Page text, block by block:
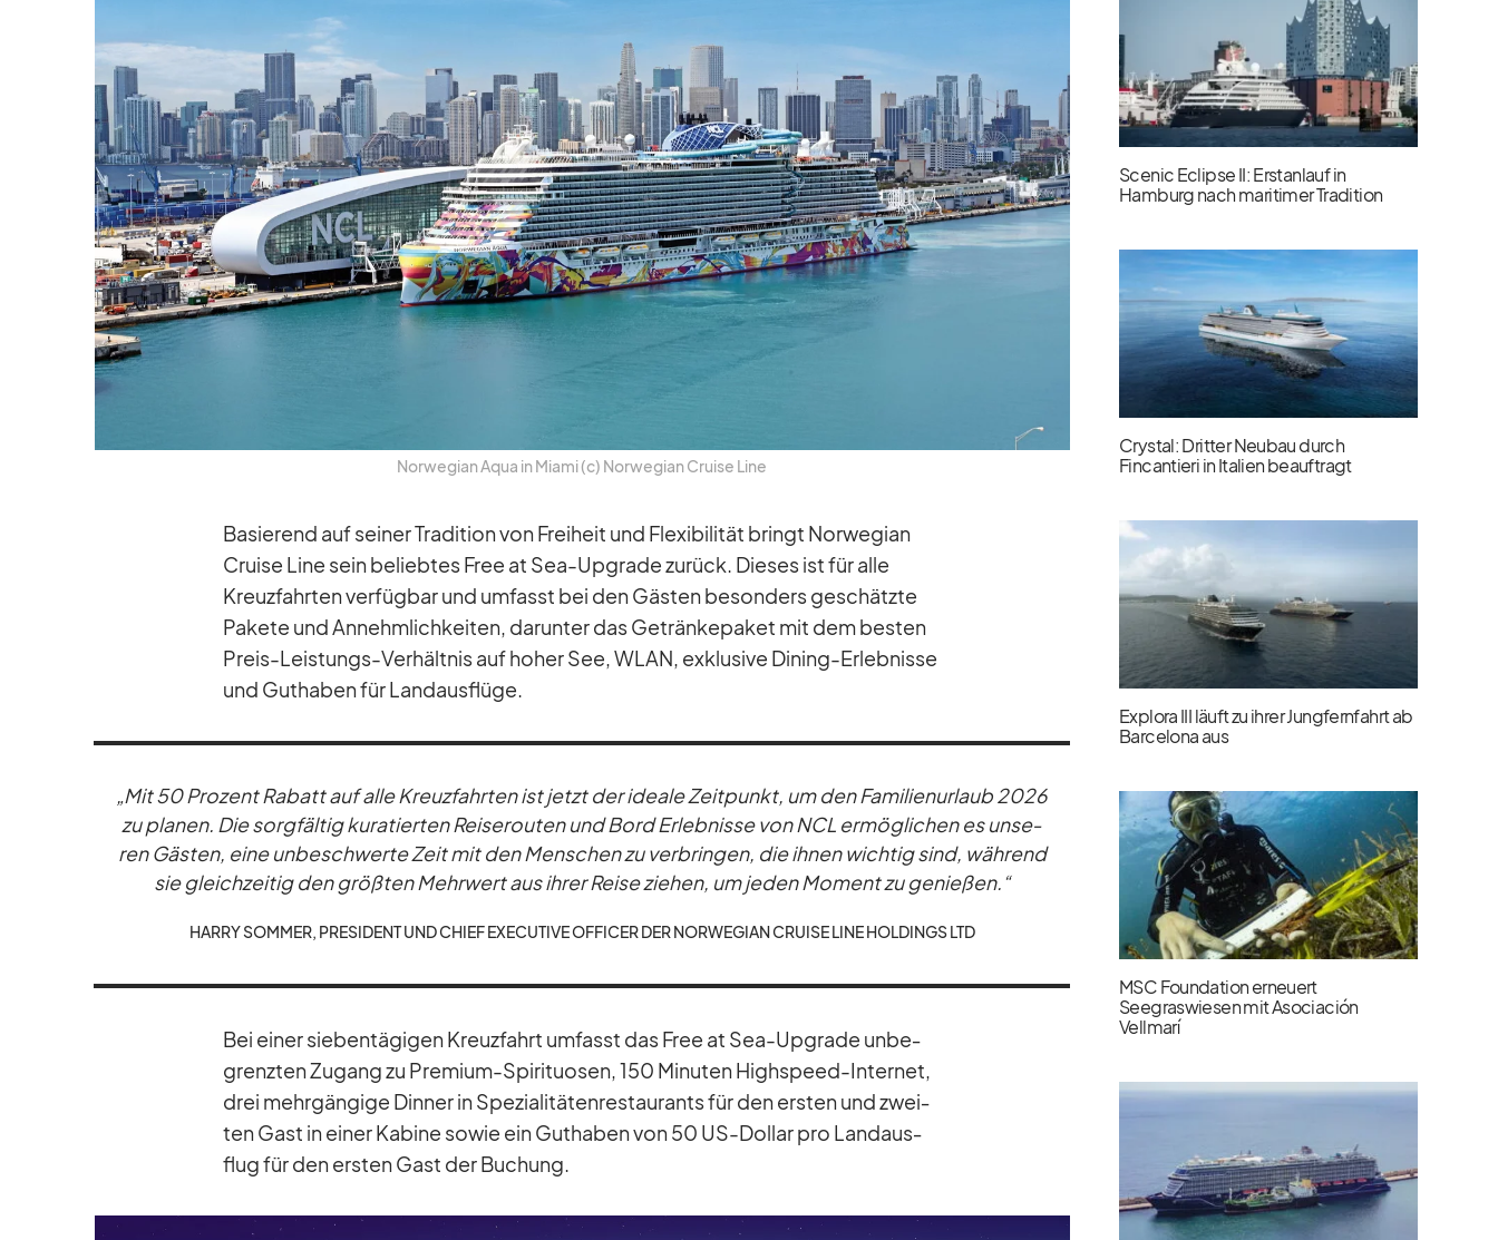
Nor­we­gian Aqua in Mi­ami (c) Nor­we­gian Cruise Line
Ba­sie­rend auf sei­ner Tra­di­tion von Frei­heit und Fle­xi­bi­li­tät bringt Nor­we­gian
Cruise Line sein be­lieb­tes Free at Sea-Up­grade zu­rück. Die­ses ist für alle
Kreuz­fahr­ten ver­füg­bar und um­fasst bei den Gäs­ten be­son­ders ge­schätzte
Pa­kete und An­nehm­lich­kei­ten, dar­un­ter das Ge­trän­ke­pa­ket mit dem bes­ten
Preis-Leis­tungs-Ver­hält­nis auf ho­her See, WLAN, ex­klu­sive Di­ning-Er­leb­nisse
und Gut­ha­ben für Land­aus­flüge.
„Mit 50 Pro­zent Ra­batt auf alle Kreuz­fahr­ten ist jetzt der ideale Zeit­punkt, um den Fa­mi­li­en­ur­laub 2026
zu pla­nen. Die sorg­fäl­tig ku­ra­tier­ten Rei­se­rou­ten und Bord Er­leb­nisse von NCL er­mög­li­chen es un­se­
ren Gäs­ten, eine un­be­schwerte Zeit mit den Men­schen zu ver­brin­gen, die ih­nen wich­tig sind, wäh­rend
sie gleich­zei­tig den größ­ten Mehr­wert aus ih­rer Reise zie­hen, um je­den Mo­ment zu ge­nie­ßen.“
HARRY SOM­MER, PRE­SI­DENT UND CHIEF EXE­CU­TIVE OF­FI­CER DER NOR­WE­GIAN CRUISE LINE HOL­DINGS LTD
Bei ei­ner sie­ben­tä­gi­gen Kreuz­fahrt um­fasst das Free at Sea-Up­grade un­be­
grenz­ten Zu­gang zu Pre­mium-Spi­ri­tuo­sen, 150 Mi­nu­ten High­speed-In­ter­net,
drei mehr­gän­gige Din­ner in Spe­zia­li­tä­ten­re­stau­rants für den ers­ten und zwei­
ten Gast in ei­ner Ka­bine so­wie ein Gut­ha­ben von 50 US-Dol­lar pro Land­aus­
flug für den ers­ten Gast der Bu­chung.
Scenic Eclipse II: Erstanlauf in
Hamburg nach maritimer Tradition
Crystal: Dritter Neubau durch
Fincantieri in Italien beauftragt
Explora III läuft zu ihrer Jungfernfahrt ab
Barcelona aus
MSC Foundation erneuert
Seegraswiesen mit Asociación
Vellmarí